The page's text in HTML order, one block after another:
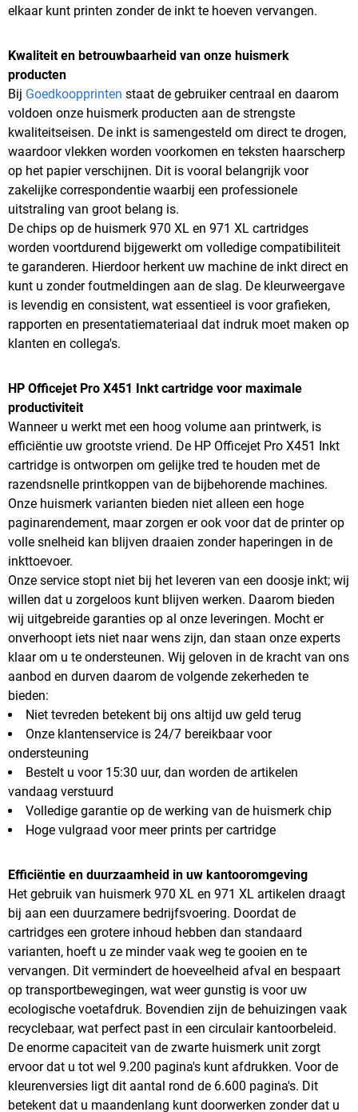
elkaar kunt printen zonder de inkt te hoeven vervangen.
Kwaliteit en betrouwbaarheid van onze huismerk
producten
Bij Goedkoopprinten staat de gebruiker centraal en daarom
voldoen onze huismerk producten aan de strengste
kwaliteitseisen. De inkt is samengesteld om direct te drogen,
waardoor vlekken worden voorkomen en teksten haarscherp
op het papier verschijnen. Dit is vooral belangrijk voor
zakelijke correspondentie waarbij een professionele
uitstraling van groot belang is.
De chips op de huismerk 970 XL en 971 XL cartridges
worden voortdurend bijgewerkt om volledige compatibiliteit
te garanderen. Hierdoor herkent uw machine de inkt direct en
kunt u zonder foutmeldingen aan de slag. De kleurweergave
is levendig en consistent, wat essentieel is voor grafieken,
rapporten en presentatiemateriaal dat indruk moet maken op
klanten en collega's.
HP Officejet Pro X451 Inkt cartridge voor maximale
productiviteit
Wanneer u werkt met een hoog volume aan printwerk, is
efficiëntie uw grootste vriend. De HP Officejet Pro X451 Inkt
cartridge is ontworpen om gelijke tred te houden met de
razendsnelle printkoppen van de bijbehorende machines.
Onze huismerk varianten bieden niet alleen een hoge
paginarendement, maar zorgen er ook voor dat de printer op
volle snelheid kan blijven draaien zonder haperingen in de
inkttoevoer.
Onze service stopt niet bij het leveren van een doosje inkt; wij
willen dat u zorgeloos kunt blijven werken. Daarom bieden
wij uitgebreide garanties op al onze leveringen. Mocht er
onverhoopt iets niet naar wens zijn, dan staan onze experts
klaar om u te ondersteunen. Wij geloven in de kracht van ons
aanbod en durven daarom de volgende zekerheden te
bieden:
Niet tevreden betekent bij ons altijd uw geld terug
Onze klantenservice is 24/7 bereikbaar voor
ondersteuning
Bestelt u voor 15:30 uur, dan worden de artikelen
vandaag verstuurd
Volledige garantie op de werking van de huismerk chip
Hoge vulgraad voor meer prints per cartridge
Efficiëntie en duurzaamheid in uw kantooromgeving
Het gebruik van huismerk 970 XL en 971 XL artikelen draagt
bij aan een duurzamere bedrijfsvoering. Doordat de
cartridges een grotere inhoud hebben dan standaard
varianten, hoeft u ze minder vaak weg te gooien en te
vervangen. Dit vermindert de hoeveelheid afval en bespaart
op transportbewegingen, wat weer gunstig is voor uw
ecologische voetafdruk. Bovendien zijn de behuizingen vaak
recyclebaar, wat perfect past in een circulair kantoorbeleid.
De enorme capaciteit van de zwarte huismerk unit zorgt
ervoor dat u tot wel 9.200 pagina's kunt afdrukken. Voor de
kleurenversies ligt dit aantal rond de 6.600 pagina's. Dit
betekent dat u maandenlang kunt doorwerken zonder dat u